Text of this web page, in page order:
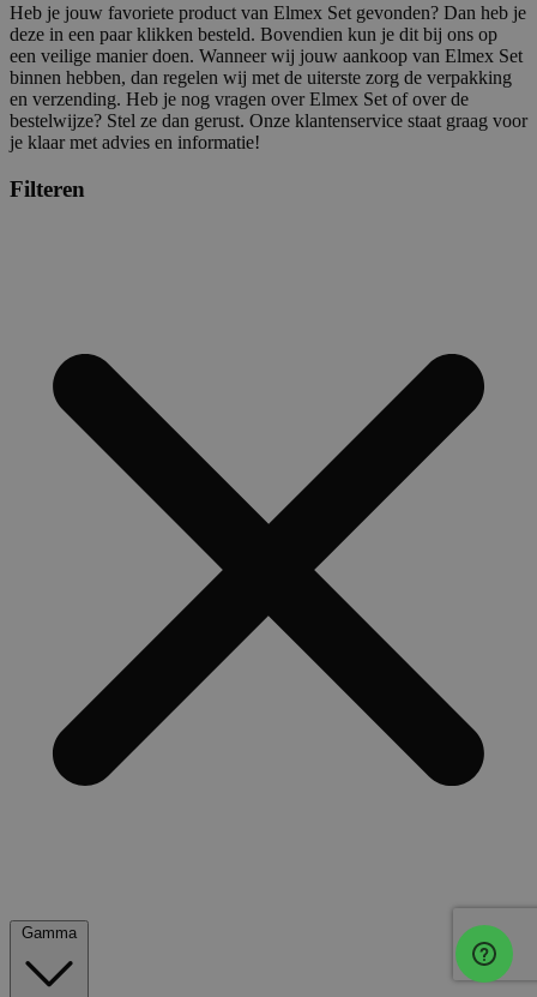
Heb je jouw favoriete product van Elmex Set gevonden? Dan heb je
deze in een paar klikken besteld. Bovendien kun je dit bij ons op
een veilige manier doen. Wanneer wij jouw aankoop van Elmex Set
binnen hebben, dan regelen wij met de uiterste zorg de verpakking
en verzending. Heb je nog vragen over Elmex Set of over de
bestelwijze? Stel ze dan gerust. Onze klantenservice staat graag voor
je klaar met advies en informatie!
Filteren
Gamma